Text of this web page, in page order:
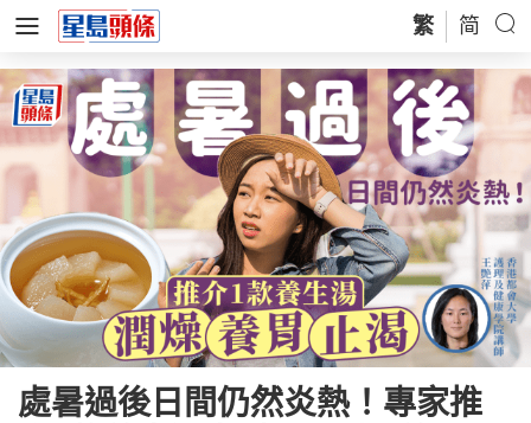
繁 简
處暑過後日間仍然炎熱！專家推